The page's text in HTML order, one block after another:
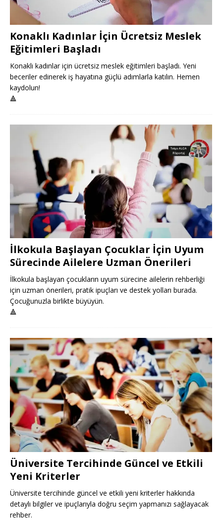
Konaklı Kadınlar İçin Ücretsiz Meslek
Eğitimleri Başladı
Konaklı kadınlar için ücretsiz meslek eğitimleri başladı. Yeni
beceriler edinerek iş hayatına güçlü adımlarla katılın. Hemen
kaydolun!
🔺
İlkokula Başlayan Çocuklar İçin Uyum
Sürecinde Ailelere Uzman Önerileri
İlkokula başlayan çocukların uyum sürecine ailelerin rehberliği
için uzman önerileri, pratik ipuçları ve destek yolları burada.
Çocuğunuzla birlikte büyüyün.
🔺
Üniversite Tercihinde Güncel ve Etkili
Yeni Kriterler
Üniversite tercihinde güncel ve etkili yeni kriterler hakkında
detaylı bilgiler ve ipuçlarıyla doğru seçim yapmanızı sağlayacak
rehber.